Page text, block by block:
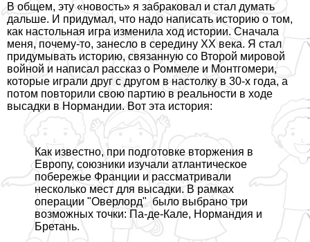
В общем, эту «новость» я забpaковал и стал думать
дальше. И придумал, что надо написать историю о том,
как настольная игра изменила ход истории. Сначала
меня, почему-то, занесло в середину XX века. Я стал
придумывать историю, связанную со Второй мировой
войной и написал рассказ о Роммеле и Монтгомери,
которые играли друг с другом в настолку в 30-х года, а
потом повторили свою партию в реальности в ходе
высадки в Нормaндии. Вот эта история:
Как известно, при подготовке вторжения в
Европу, союзники изучали атлантическое
побережье Франции и рассматривали
несколько мест для высадки. В рамках
операции "Оверлорд" было выбрано три
возможных точки: Па-де-Кале, Нормaндия и
Бретань.